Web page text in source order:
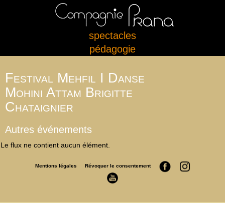
spectacles
pédagogie
Festival Mehfil I Danse
Mohini Attam Brigitte
Chataignier
Autres événements
Le flux ne contient aucun élément.
Mentions légales Révoquer le consentement